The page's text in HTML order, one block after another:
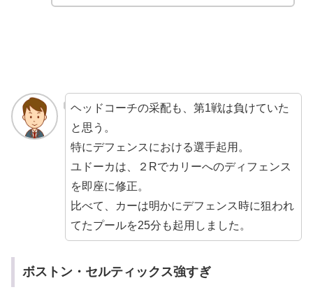
ヘッドコーチの采配も、第1戦は負けていた
と思う。
特にデフェンスにおける選手起用。
ユドーカは、２Rでカリーへのディフェンス
を即座に修正。
比べて、カーは明かにデフェンス時に狙われ
てたプールを25分も起用しました。
ボストン・セルティックス強すぎ